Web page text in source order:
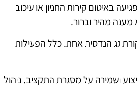
באיטום קירות החניון או עיכוב
מהיר וברור.
גג הנדסית אחת. כלל הפעילות
ושמירה על מסגרת התקציב. ניהול